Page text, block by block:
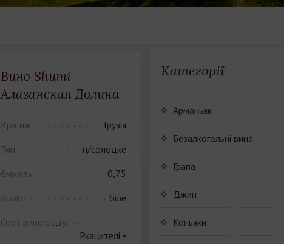
Вино Shumi
Алазанская Долина
Країна:
Грузія
Тип:
н/солодке
Ємність:
0,75
Колір:
біле
Сорт винограду:
Ркацителі •
Категорії
Арманьяк
Безалкогольні вина
JP. Chenet Alcohol Free
Серия вин JP. Chenet
Arthur Merz Alcohol Free
Серия вин Arthur Metz
Appalina Alcohol Free
Грапа
Джин
Коньяки